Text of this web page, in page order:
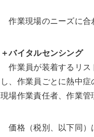
作業現場のニーズに合
＋バイタルセンシング
作業員が装着するリス
し、作業員ごとに熱中
現場作業責任者、作業管
価格（税別、以下同）